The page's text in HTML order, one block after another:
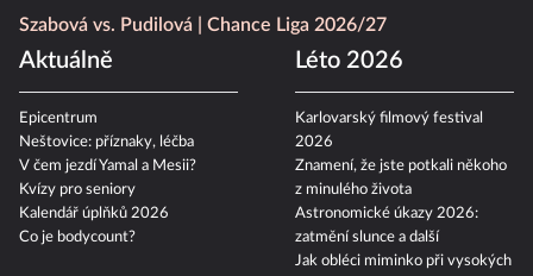
Szabová vs. Pudilová
Chance Liga 2026/27
Aktuálně
Epicentrum
Neštovice: příznaky, léčba
V čem jezdí Yamal a Mesii?
Kvízy pro seniory
Kalendář úplňků 2026
Co je bodycount?
Léto 2026
Karlovarský filmový festival
2026
Znamení, že jste potkali někoho
z minulého života
Astronomické úkazy 2026:
zatmění slunce a další
Jak obléci miminko při vysokých